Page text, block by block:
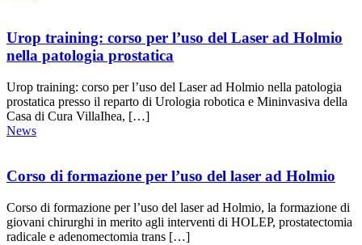
Urop training: corso per l’uso del Laser ad Holmio
nella patologia prostatica
Urop training: corso per l’uso del Laser ad Holmio nella patologia
prostatica presso il reparto di Urologia robotica e Mininvasiva della
Casa di Cura VillaIhea, […]
News
Corso di formazione per l’uso del laser ad Holmio
Corso di formazione per l’uso del laser ad Holmio, la formazione di
giovani chirurghi in merito agli interventi di HOLEP, prostatectomia
radicale e adenomectomia trans […]